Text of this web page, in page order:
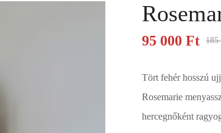
95 000 Ft
Tört fehér hosszú
Rosemarie
hercegnőként